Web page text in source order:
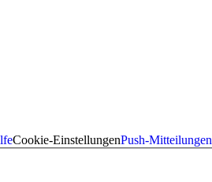
Cookie-EinstellungenPush-Mitteilungen